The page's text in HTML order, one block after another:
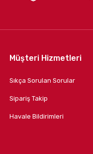
Müşteri Hizmetleri
Sıkça Sorulan Sorular
Sipariş Takip
Havale Bildirimleri